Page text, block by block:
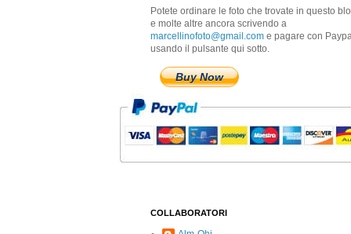
Potete ordinare le foto che trovate in questo
e molte altre ancora scrivendo a
marcellinofoto@gmail.com e pagare con
usando il pulsante qui sotto.
Buy Now
COLLABORATORI